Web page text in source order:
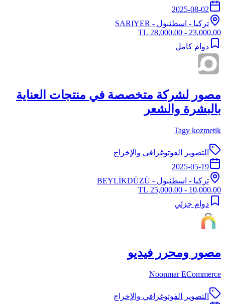
2025-08-02
تركيا - اسطنبول - SARIYER
23,000.00 - 28,000.00 TL
دوام كامل
مصور لشركة متخصصة في منتجات العناية
بالبشرة والشعر
Tagy kozmetik
التصوير الفوتوغرافي والإخراج
2025-05-19
تركيا - اسطنبول - BEYLİKDÜZÜ
10,000.00 - 25,000.00 TL
دوام جزئي
مصور ومحرر فيديو
Noonmar ECommerce
التصوير الفوتوغرافي والإخراج